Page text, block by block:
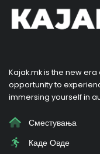
Kajak.mk is the new
opportunity to
immersing yourself in
Сместувања
Каде Овде